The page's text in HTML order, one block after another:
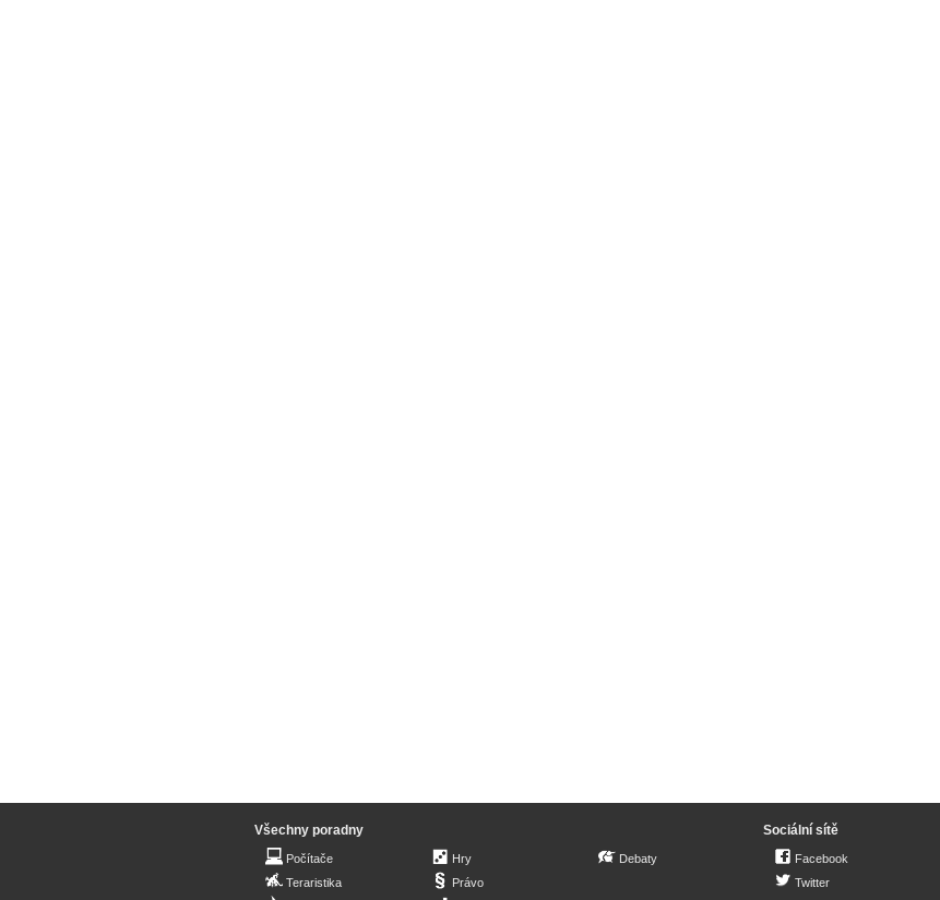
Všechny poradny
Počítače
Teraristika
Hry
Právo
Debaty
Sociální sítě
Facebook
Twitter